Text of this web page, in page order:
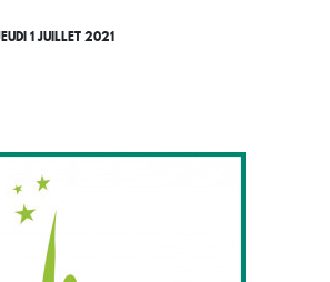
1 JUILLET 2021